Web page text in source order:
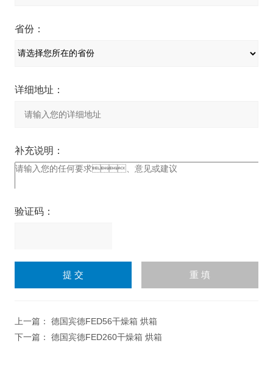
省份：
详细地址：
补充说明：
验证码：
上一篇： 德国宾德FED56干燥箱 烘箱
下一篇： 德国宾德FED260干燥箱 烘箱